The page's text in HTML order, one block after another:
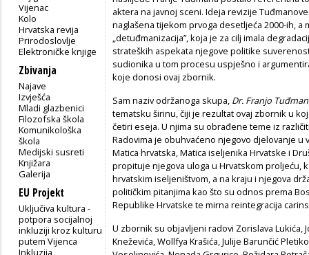
Vijenac
Kolo
Hrvatska revija
Prirodoslovlje
Elektroničke knjige
Zbivanja
Najave
Izvješća
Mladi glazbenici
Filozofska škola
Komunikološka
škola
Medijski susreti
Knjižara
Galerija
EU Projekt
Uključiva kultura -
potpora socijalnoj
inkluziji kroz kulturu
putem Vijenca
Inkluzija
aktera na javnoj sceni. Ideja revizije
naglašena tijekom prvoga desetljeća 2000-ih, a
„detuđmanizacija”, koja je za cilj imala
strateških aspekata njegove politike
sudionika u tom procesu uspješno i
koje donosi ovaj zbornik.
Sam naziv održanoga skupa, Dr. Franjo
tematsku širinu, čiji je rezultat ovaj zbornik u
četiri eseja. U njima su obrađene teme iz
Radovima je obuhvaćeno njegovo djelovanje u
Matica hrvatska, Matica iseljenika Hrvatske i
propituje njegova uloga u Hrvatskom proljeću,
hrvatskim iseljeništvom, a na kraju i njegova
političkim pitanjima kao što su odnos prema
Republike Hrvatske te mirna reintegracija
U zbornik su objavljeni radovi Zorislava Lukića,
Kneževića, Wollfya Krašića, Julije Barunčić